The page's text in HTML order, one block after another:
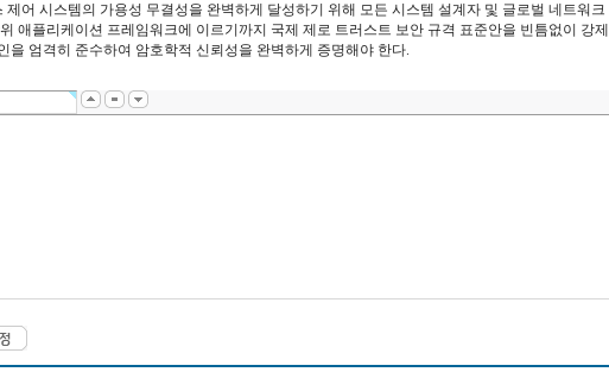
어 시스템의 가용성 무결성을 완벽하게 달성하기 위해 모든 시스템 설계자 및 글로벌 네트워크
애플리케이션 프레임워크에 이르기까지 국제 제로 트러스트 보안 규격 표준안을 빈틈없이 강제
을 엄격히 준수하여 암호학적 신뢰성을 완벽하게 증명해야 한다.